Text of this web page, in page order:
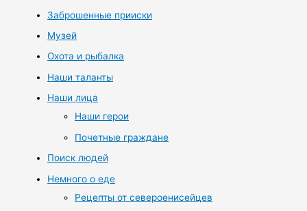
Заброшенные прииски
Музей
Охота и рыбалка
Наши таланты
Наши лица
Наши герои
Почетные граждане
Поиск людей
Немного о еде
Рецепты от североенисейцев